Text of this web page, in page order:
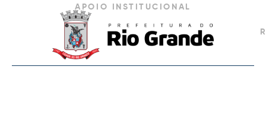
APOIO INSTITUCIONAL